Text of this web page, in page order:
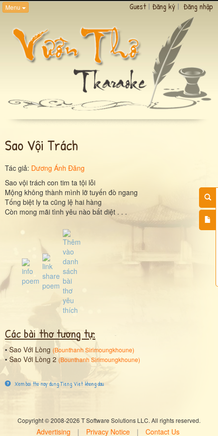
Menu Guest | Đăng ký | Đăng nhập
Sao Vội Trách
Tác giả: Dương Ánh Đăng
Sao vội trách con tim ta tội lỗi
Mộng không thành mình lỡ tuyến đò ngang
Tống biệt ly ta cũng lệ hai hàng
Còn mong mãi tình yêu nào bất diệt . . .
Các bài thơ tương tự:
• Sao Với Lòng (Bounthanh Sirimoungkhoune)
• Sao Với Lòng 2 (Bounthanh Sirimoungkhoune)
Xem bai tho nay dung Tieng Viet khong dau
Copyright © 2008-2026 T Software Solutions LLC. All rights reserved.
Advertising | Privacy Notice | Contact Us